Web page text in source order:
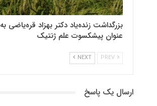
بزرگداشت زنده‌یاد دکتر بهزاد قره‌یاضی به
عنوان پیشکسوت علم ژنتیک
NEXT
ارسال یک پاسخ